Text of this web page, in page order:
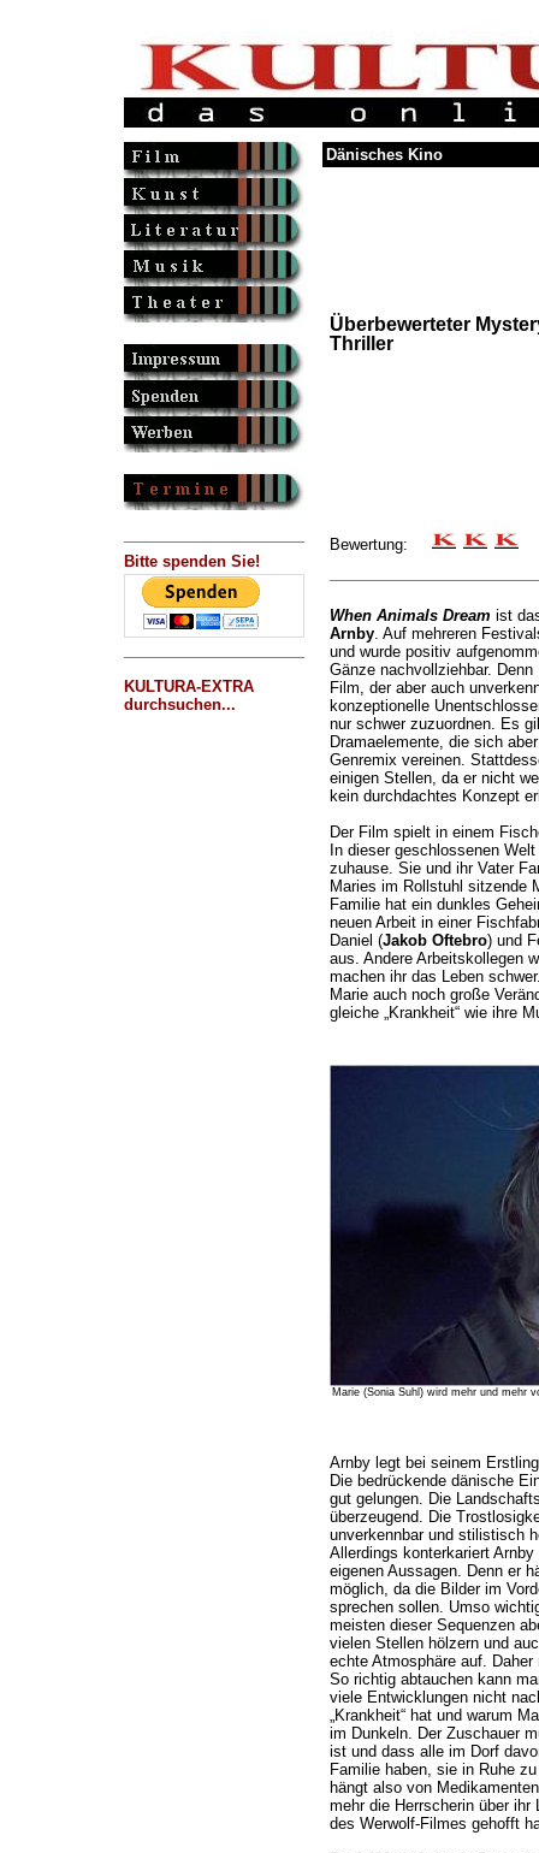
Bitte spenden Sie!
KULTURA-EXTRA
durchsuchen...
Dänisches Kino
Überbewerteter
Thriller
Bewertung:
When Animals Dream ist
Arnby. Auf mehreren
und wurde positiv
Gänze nachvollziehbar. Denn
Film, der aber auch
konzeptionelle
nur schwer zuzuordnen. Es
Dramaelemente, die sich
Genremix vereinen.
einigen Stellen, da er nicht
kein durchdachtes Konzept
Der Film spielt in einem
In dieser geschlossenen
zuhause. Sie und ihr Vater
Maries im Rollstuhl sitzende
Familie hat ein dunkles
neuen Arbeit in einer
Daniel (Jakob Oftebro) und
aus. Andere Arbeitskollegen
machen ihr das Leben
Marie auch noch große
gleiche „Krankheit“ wie ihre
Marie (Sonia Suhl) wird mehr und mehr
Arnby legt bei seinem
Die bedrückende dänische
gut gelungen. Die
überzeugend. Die
unverkennbar und stilistisch
Allerdings konterkariert
eigenen Aussagen. Denn er
möglich, da die Bilder im
sprechen sollen. Umso
meisten dieser Sequenzen
vielen Stellen hölzern und
echte Atmosphäre auf.
So richtig abtauchen kann
viele Entwicklungen nicht
„Krankheit“ hat und warum
im Dunkeln. Der Zuschauer
ist und dass alle im Dorf
Familie haben, sie in Ruhe
hängt also von
mehr die Herrscherin über ihr
des Werwolf-Filmes gehofft